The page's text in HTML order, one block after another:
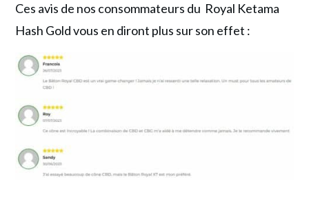
Ces avis de nos consommateurs du Royal Ketama
Hash Gold vous en diront plus sur son effet :